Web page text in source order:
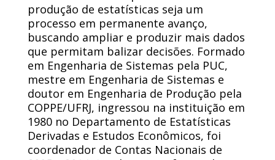
produção de estatísticas seja um
processo em permanente avanço,
buscando ampliar e produzir mais dados
que permitam balizar decisões. Formado
em Engenharia de Sistemas pela PUC,
mestre em Engenharia de Sistemas e
doutor em Engenharia de Produção pela
COPPE/UFRJ, ingressou na instituição em
1980 no Departamento de Estatísticas
Derivadas e Estudos Econômicos, foi
coordenador de Contas Nacionais de